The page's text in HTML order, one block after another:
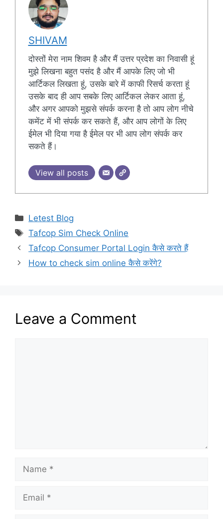
SHIVAM
दोस्तों मेरा नाम शिवम है और मैं उत्तर प्रदेश का निवासी हूं
मुझे लिखना बहुत पसंद है और मैं आपके लिए जो भी
आर्टिकल लिखता हूं, उसके बारे में काफी रिसर्च करता हूं
उसके बाद ही आप सबके लिए आर्टिकल लेकर आता हूं,
और अगर आपको मुझसे संपर्क करना है तो आप लोग नीचे
कमेंट में भी संपर्क कर सकते हैं, और आप लोगों के लिए
ईमेल भी दिया गया है ईमेल पर भी आप लोग संपर्क कर
सकते हैं।
View all posts
Categories
Letest Blog
Tags
Tafcop Sim Check Online
Tafcop Consumer Portal Login कैसे करते हैं
How to check sim online कैसे करेंगे?
Leave a Comment